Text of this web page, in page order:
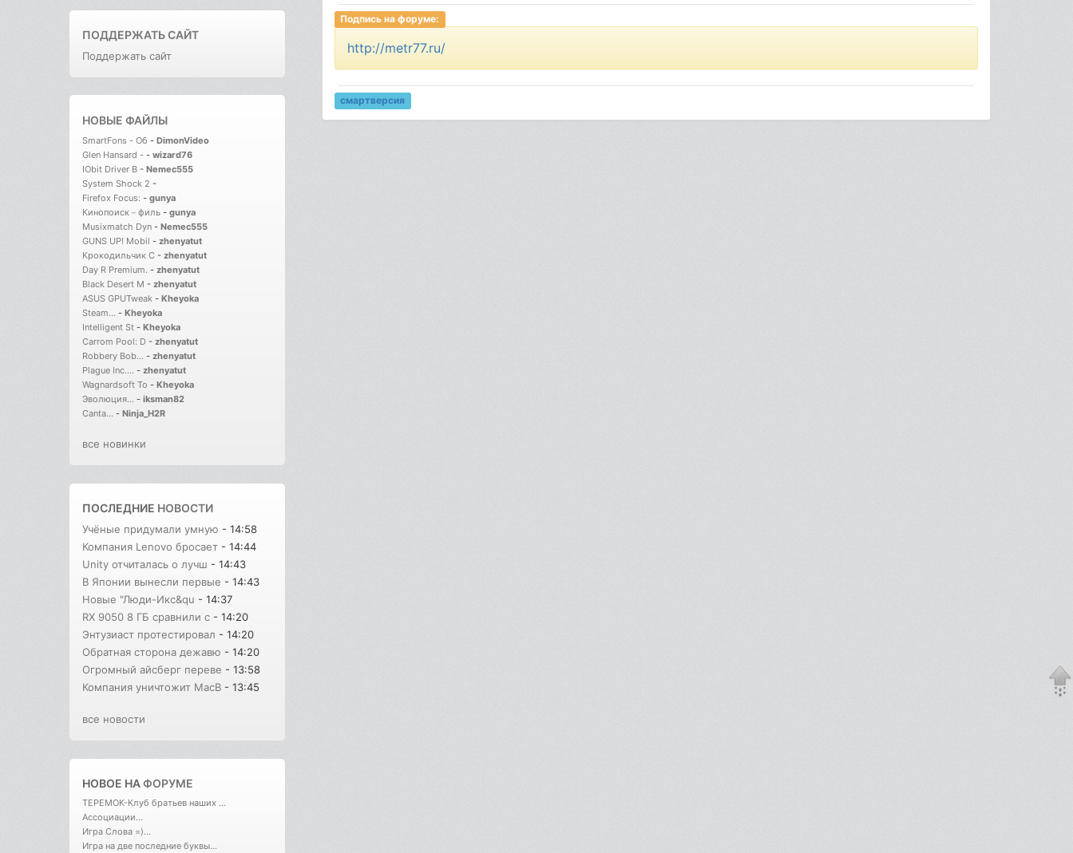
ПОДДЕРЖАТЬ САЙТ
Поддержать сайт
НОВЫЕ ФАЙЛЫ
SmartFons - Об - DimonVideo
Glen Hansard - - wizard76
IObit Driver B - Nemec555
System Shock 2 -
Firefox Focus: - gunya
Кинопоиск－филь - gunya
Musixmatch Dyn - Nemec555
GUNS UP! Mobil - zhenyatut
Крокодильчик С - zhenyatut
Day R Premium. - zhenyatut
Black Desert M - zhenyatut
ASUS GPUTweak - Kheyoka
Steam... - Kheyoka
Intelligent St - Kheyoka
Carrom Pool: D - zhenyatut
Robbery Bob... - zhenyatut
Plague Inc.... - zhenyatut
Wagnardsoft To - Kheyoka
Эволюция... - iksman82
Canta... - Ninja_H2R
все новинки
ПОСЛЕДНИЕ НОВОСТИ
Учёные придумали умную - 14:58
Компания Lenovo бросает - 14:44
Unity отчиталась о лучш - 14:43
В Японии вынесли первые - 14:43
Новые "Люди-Икс&qu - 14:37
RX 9050 8 ГБ сравнили с - 14:20
Энтузиаст протестировал - 14:20
Обратная сторона дежавю - 14:20
Огромный айсберг переве - 13:58
Компания уничтожит MacB - 13:45
все новости
НОВОЕ НАФОРУМЕ
ТЕРЕМОК-Клуб братьев наших ...
Ассоциации...
Игра Слова =)...
Игра на две последние буквы...
Подпись на форуме:
http://metr77.ru/
смартверсия